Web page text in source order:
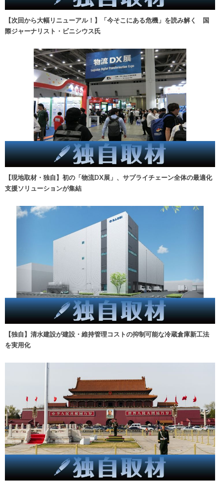
【次回から大幅リニューアル！】「今そこにある危機」を読み解く 国
際ジャーナリスト・ビニシウス氏
【現地取材・独自】初の「物流DX展」、サプライチェーン全体の最適化
支援ソリューションが集結
【独自】清水建設が建設・維持管理コストの抑制可能な冷蔵倉庫新工法
を実用化